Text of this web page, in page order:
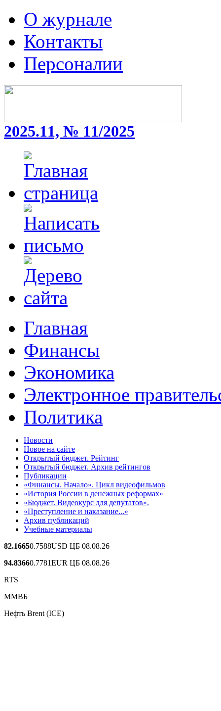
О журнале
Контакты
Персоналии
2025.11, № 11/2025
Главная
Финансы
Экономика
Электронное
Политика
Новости
Новое на сайте
Открытый бюджет. Рейтинг
Открытый бюджет. Архив рейтингов
Публикации
«Финансы. Начало». Цикл видеофильмов
«История России в денежных реформах»
«Бюджет. Видеокурс для депутатов».
«Преступление и наказание...»
Архив публикаций
Учебные материалы
82.16650.7588USD ЦБ 08.08.26
94.83660.7781EUR ЦБ 08.08.26
RTS
ММВБ
Нефть Brent (ICE)